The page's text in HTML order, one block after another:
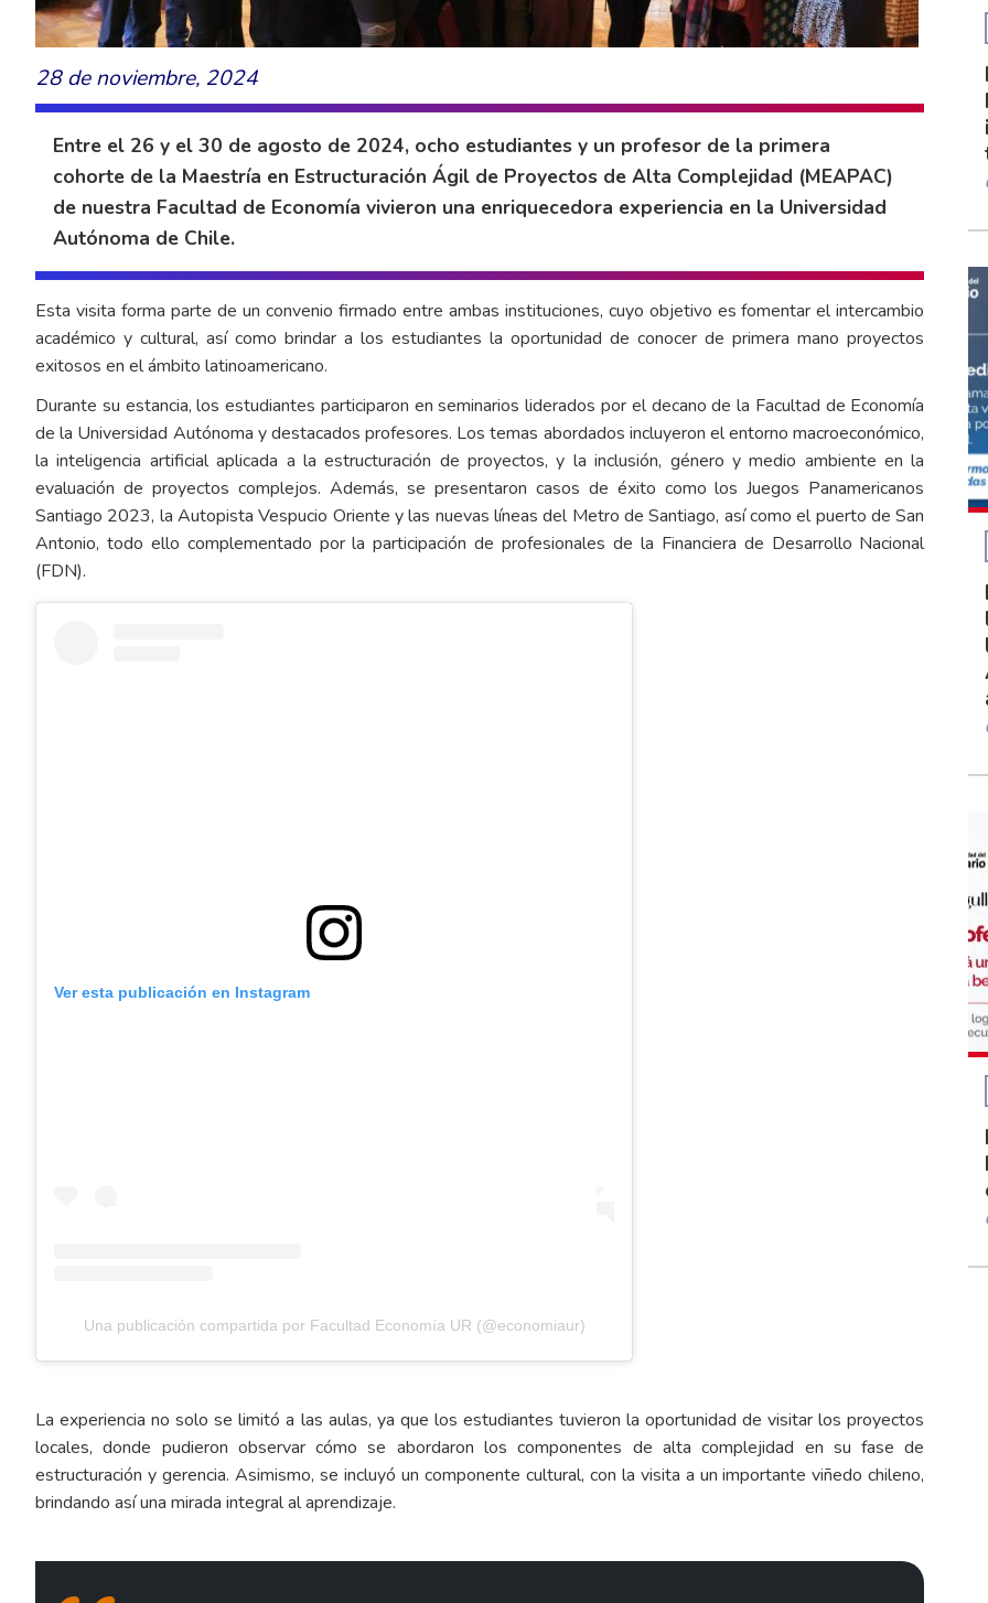
28 de noviembre, 2024
Entre el 26 y el 30 de agosto de 2024, ocho estudiantes y un profesor de la primera
cohorte de la Maestría en Estructuración Ágil de Proyectos de Alta Complejidad (MEAPAC)
de nuestra Facultad de Economía vivieron una enriquecedora experiencia en la Universidad
Autónoma de Chile.
Esta visita forma parte de un convenio firmado entre ambas instituciones, cuyo objetivo es fomentar el intercambio
académico y cultural, así como brindar a los estudiantes la oportunidad de conocer de primera mano proyectos
exitosos en el ámbito latinoamericano.
Durante su estancia, los estudiantes participaron en seminarios liderados por el decano de la Facultad de Economía
de la Universidad Autónoma y destacados profesores. Los temas abordados incluyeron el entorno macroeconómico,
la inteligencia artificial aplicada a la estructuración de proyectos, y la inclusión, género y medio ambiente en la
evaluación de proyectos complejos. Además, se presentaron casos de éxito como los Juegos Panamericanos
Santiago 2023, la Autopista Vespucio Oriente y las nuevas líneas del Metro de Santiago, así como el puerto de San
Antonio, todo ello complementado por la participación de profesionales de la Financiera de Desarrollo Nacional
(FDN).
Ver esta publicación en Instagram
Una publicación compartida por Facultad Economía UR (@economiaur)
La experiencia no solo se limitó a las aulas, ya que los estudiantes tuvieron la oportunidad de visitar los proyectos
locales, donde pudieron observar cómo se abordaron los componentes de alta complejidad en su fase de
estructuración y gerencia. Asimismo, se incluyó un componente cultural, con la visita a un importante viñedo chileno,
brindando así una mirada integral al aprendizaje.